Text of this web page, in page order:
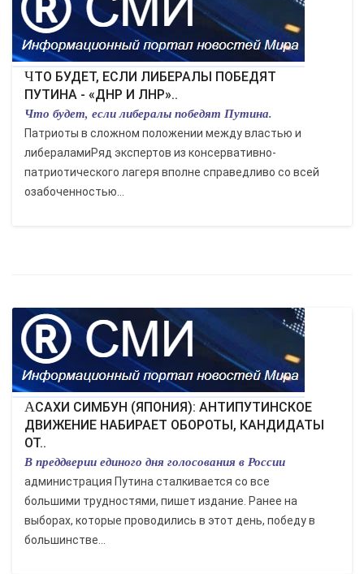
ЧТО БУДЕТ, ЕСЛИ ЛИБЕРАЛЫ ПОБЕДЯТ
ПУТИНА - «ДНР И ЛНР»..
Что будет, если либералы победят Путина.
Патриоты в сложном положении между властью и
либераламиРяд экспертов из консервативно-
патриотического лагеря вполне справедливо со всей
озабоченностью...
АСАХИ СИМБУН (ЯПОНИЯ): АНТИПУТИНСКОЕ
ДВИЖЕНИЕ НАБИРАЕТ ОБОРОТЫ, КАНДИДАТЫ
ОТ..
В преддверии единого дня голосования в России
администрация Путина сталкивается со все
большими трудностями, пишет издание. Ранее на
выборах, которые проводились в этот день, победу в
большинстве...